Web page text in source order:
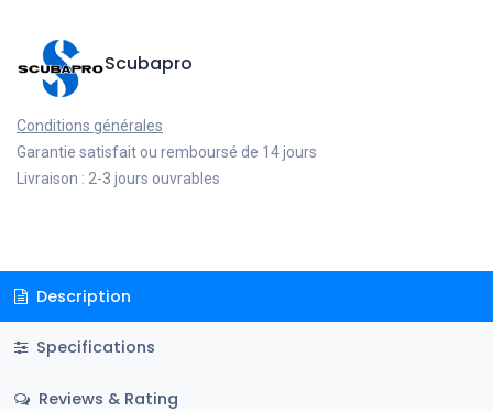
Scubapro
Conditions générales
Garantie satisfait ou remboursé de 14 jours
Livraison : 2-3 jours ouvrables
Description
Specifications
Reviews & Rating